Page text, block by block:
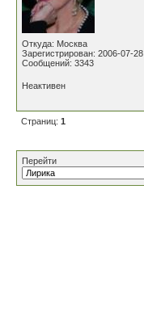
Откуда: Москва
Зарегистрирован: 2006-07-28
Сообщений: 3343
Неактивен
Страниц: 1
Перейти